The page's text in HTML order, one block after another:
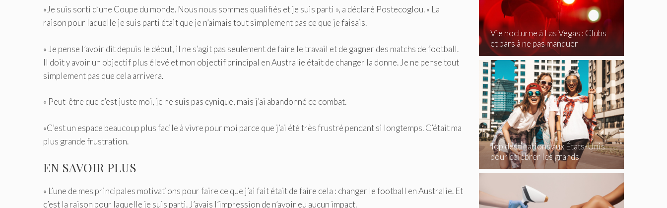
«Je suis sorti d’une Coupe du monde. Nous nous sommes qualifiés et je suis parti », a déclaré Postecoglou. « La
raison pour laquelle je suis parti était que je n’aimais tout simplement pas ce que je faisais.
« Je pense l’avoir dit depuis le début, il ne s’agit pas seulement de faire le travail et de gagner des matchs de football.
Il doit y avoir un objectif plus élevé et mon objectif principal en Australie était de changer la donne. Je ne pense tout
simplement pas que cela arrivera.
« Peut-être que c’est juste moi, je ne suis pas cynique, mais j’ai abandonné ce combat.
«C’est un espace beaucoup plus facile à vivre pour moi parce que j’ai été très frustré pendant si longtemps. C’était ma
plus grande frustration.
EN SAVOIR PLUS
« L’une de mes principales motivations pour faire ce que j’ai fait était de faire cela : changer le football en Australie. Et
c’est la raison pour laquelle je suis parti. J’avais l’impression de n’avoir eu aucun impact.
Vie nocturne à Las Vegas : Clubs
et bars à ne pas manquer
Top destinations aux États-Unis
pour célébrer les grands
événements